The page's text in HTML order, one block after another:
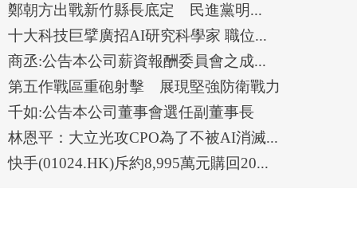
鄭朝方出戰新竹縣長底定 民進黨明...
十大科技巨擘廣招AI研究科學家 職位...
商丞:公告本公司薪資報酬委員會之成...
第五作戰區重砲射擊 展現堅強防衛戰力
千如:公告本公司董事會選任副董事長
林恩平：大立光攻CPO為了不被AI消滅...
快手(01024.HK)斥約8,995萬元購回20...